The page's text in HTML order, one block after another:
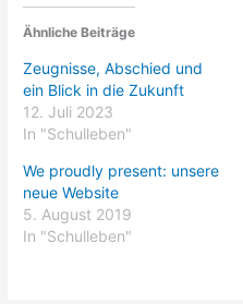
Ähnliche Beiträge
Zeugnisse, Abschied und
ein Blick in die Zukunft
12. Juli 2023
In "Schulleben"
We proudly present: unsere
neue Website
5. August 2019
In "Schulleben"